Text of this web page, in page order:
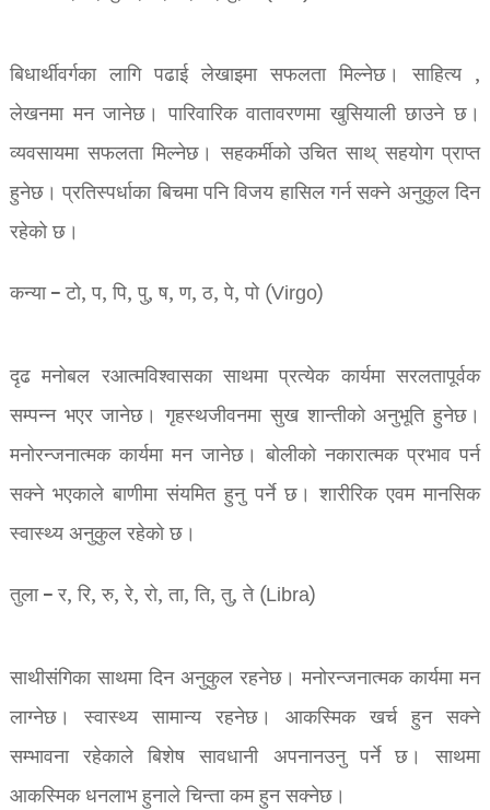
बिधार्थीवर्गका लागि पढाई लेखाइमा सफलता मिल्नेछ। साहित्य ,
लेखनमा मन जानेछ। पारिवारिक वातावरणमा खुसियाली छाउने छ।
व्यवसायमा सफलता मिल्नेछ। सहकर्मीको उचित साथ् सहयोग प्राप्त
हुनेछ। प्रतिस्पर्धाका बिचमा पनि विजय हासिल गर्न सक्ने अनुकुल दिन
रहेको छ।
कन्या – टो, प, पि, पु, ष, ण, ठ, पे, पो (Virgo)
दृढ मनोबल रआत्मविश्वासका साथमा प्रत्येक कार्यमा सरलतापूर्वक
सम्पन्न भएर जानेछ। गृहस्थजीवनमा सुख शान्तीको अनुभूति हुनेछ।
मनोरन्जनात्मक कार्यमा मन जानेछ। बोलीको नकारात्मक प्रभाव पर्न
सक्ने भएकाले बाणीमा संयमित हुनु पर्ने छ। शारीरिक एवम मानसिक
स्वास्थ्य अनुकुल रहेको छ।
तुला – र, रि, रु, रे, रो, ता, ति, तु, ते (Libra)
साथीसंगिका साथमा दिन अनुकुल रहनेछ। मनोरन्जनात्मक कार्यमा मन
लाग्नेछ। स्वास्थ्य सामान्य रहनेछ। आकस्मिक खर्च हुन सक्ने
सम्भावना रहेकाले बिशेष सावधानी अपनानउनु पर्ने छ। साथमा
आकस्मिक धनलाभ हुनाले चिन्ता कम हुन सक्नेछ।